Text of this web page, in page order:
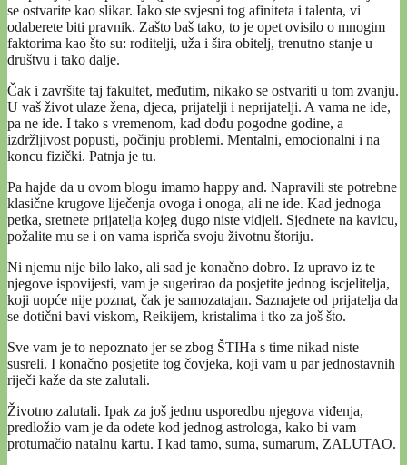
se ostvarite kao slikar. Iako ste svjesni tog afiniteta i talenta, vi
odaberete biti pravnik. Zašto baš tako, to je opet ovisilo o mnogim
faktorima kao što su: roditelji, uža i šira obitelj, trenutno stanje u
društvu i tako dalje.
Čak i završite taj fakultet, međutim, nikako se ostvariti u tom zvanju.
U vaš život ulaze žena, djeca, prijatelji i neprijatelji. A vama ne ide,
pa ne ide. I tako s vremenom, kad dođu pogodne godine, a
izdržljivost popusti, počinju problemi. Mentalni, emocionalni i na
koncu fizički. Patnja je tu.
Pa hajde da u ovom blogu imamo happy and. Napravili ste potrebne
klasične krugove liječenja ovoga i onoga, ali ne ide. Kad jednoga
petka, sretnete prijatelja kojeg dugo niste vidjeli. Sjednete na kavicu,
požalite mu se i on vama ispriča svoju životnu štoriju.
Ni njemu nije bilo lako, ali sad je konačno dobro. Iz upravo iz te
njegove ispovijesti, vam je sugerirao da posjetite jednog iscjelitelja,
koji uopće nije poznat, čak je samozatajan. Saznajete od prijatelja da
se dotični bavi viskom, Reikijem, kristalima i tko za još što.
Sve vam je to nepoznato jer se zbog ŠTIHa s time nikad niste
susreli. I konačno posjetite tog čovjeka, koji vam u par jednostavnih
riječi kaže da ste zalutali.
Životno zalutali. Ipak za još jednu usporedbu njegova viđenja,
predložio vam je da odete kod jednog astrologa, kako bi vam
protumačio natalnu kartu. I kad tamo, suma, sumarum, ZALUTAO.